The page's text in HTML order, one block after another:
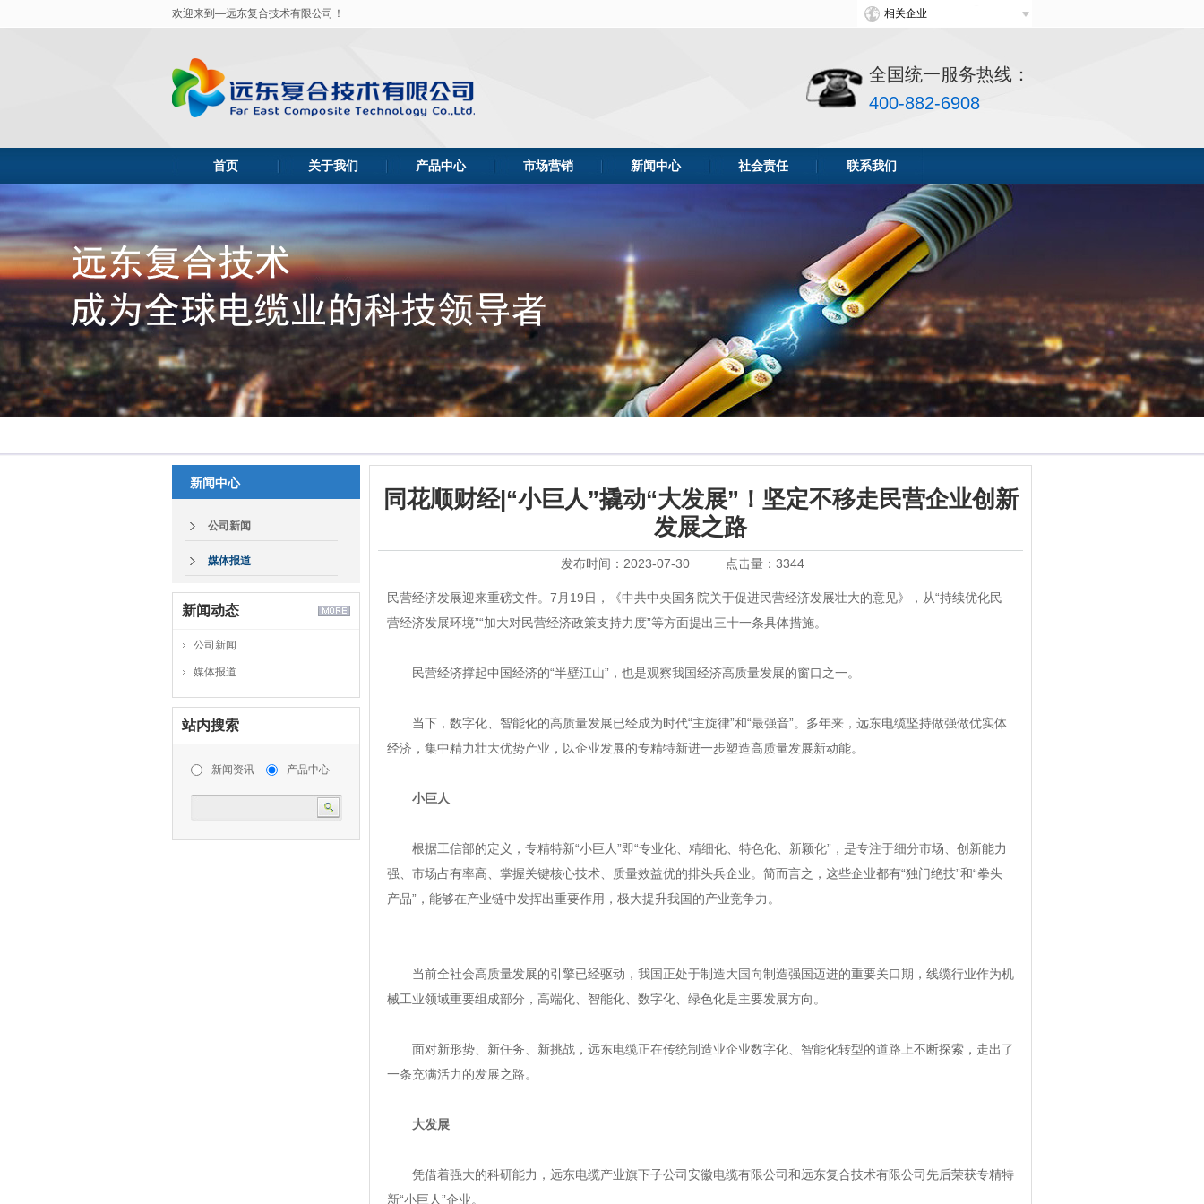
欢迎来到—远东复合技术有限公司！ 相关企业
全国统一服务热线：
全国统一服务热线：
400-882-6908
首页 关于我们 产品中心 市场营销 新闻中心 社会责任 联系我们
新闻中心
公司新闻
媒体报道
新闻动态
公司新闻
媒体报道
站内搜索
新闻资讯 产品中心
同花顺财经|“小巨人”撬动“大发展”！坚定不移走民营企业创新
发展之路
发布时间：2023-07-30 点击量：3344
民营经济发展迎来重磅文件。7月19日，《中共中央国务院关于促进民营经济发展壮大的意见》，从“持续优化民
营经济发展环境”“加大对民营经济政策支持力度”等方面提出三十一条具体措施。
民营经济撑起中国经济的“半壁江山”，也是观察我国经济高质量发展的窗口之一。
当下，数字化、智能化的高质量发展已经成为时代“主旋律”和“最强音”。多年来，远东电缆坚持做强做优实体
经济，集中精力壮大优势产业，以企业发展的专精特新进一步塑造高质量发展新动能。
小巨人
根据工信部的定义，专精特新“小巨人”即“专业化、精细化、特色化、新颖化”，是专注于细分市场、创新能力
强、市场占有率高、掌握关键核心技术、质量效益优的排头兵企业。简而言之，这些企业都有“独门绝技”和“拳头
产品”，能够在产业链中发挥出重要作用，极大提升我国的产业竞争力。
当前全社会高质量发展的引擎已经驱动，我国正处于制造大国向制造强国迈进的重要关口期，线缆行业作为机
械工业领域重要组成部分，高端化、智能化、数字化、绿色化是主要发展方向。
面对新形势、新任务、新挑战，远东电缆正在传统制造业企业数字化、智能化转型的道路上不断探索，走出了
一条充满活力的发展之路。
大发展
凭借着强大的科研能力，远东电缆产业旗下子公司安徽电缆有限公司和远东复合技术有限公司先后荣获专精特
新“小巨人”企业。